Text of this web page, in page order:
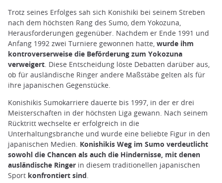
Trotz seines Erfolges sah sich Konishiki bei seinem Streben
nach dem höchsten Rang des Sumo, dem Yokozuna,
Herausforderungen gegenüber. Nachdem er Ende 1991 und
Anfang 1992 zwei Turniere gewonnen hatte, wurde ihm
kontroverserweise die Beförderung zum Yokozuna
verweigert . Diese Entscheidung löste Debatten darüber aus,
ob für ausländische Ringer andere Maßstäbe gelten als für
ihre japanischen Gegenstücke.
Konishikis Sumokarriere dauerte bis 1997, in der er drei
Meisterschaften in der höchsten Liga gewann. Nach seinem
Rücktritt wechselte er erfolgreich in die
Unterhaltungsbranche und wurde eine beliebte Figur in den
japanischen Medien. Konishikis Weg im Sumo verdeutlicht
sowohl die Chancen als auch die Hindernisse, mit denen
ausländische Ringer in diesem traditionellen japanischen
Sport konfrontiert sind.